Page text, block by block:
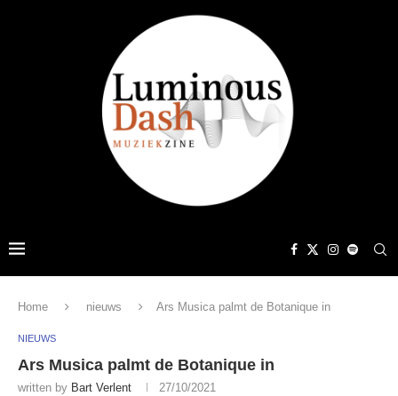
Home nieuws Ars Musica palmt de Botanique in
NIEUWS
Ars Musica palmt de Botanique in
written by Bart Verlent 27/10/2021